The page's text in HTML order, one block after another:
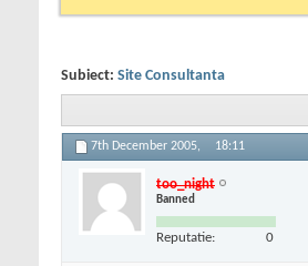
Subiect: Site Consultanta
7th December 2005, 18:11
too_night
Banned
Reputatie: 0